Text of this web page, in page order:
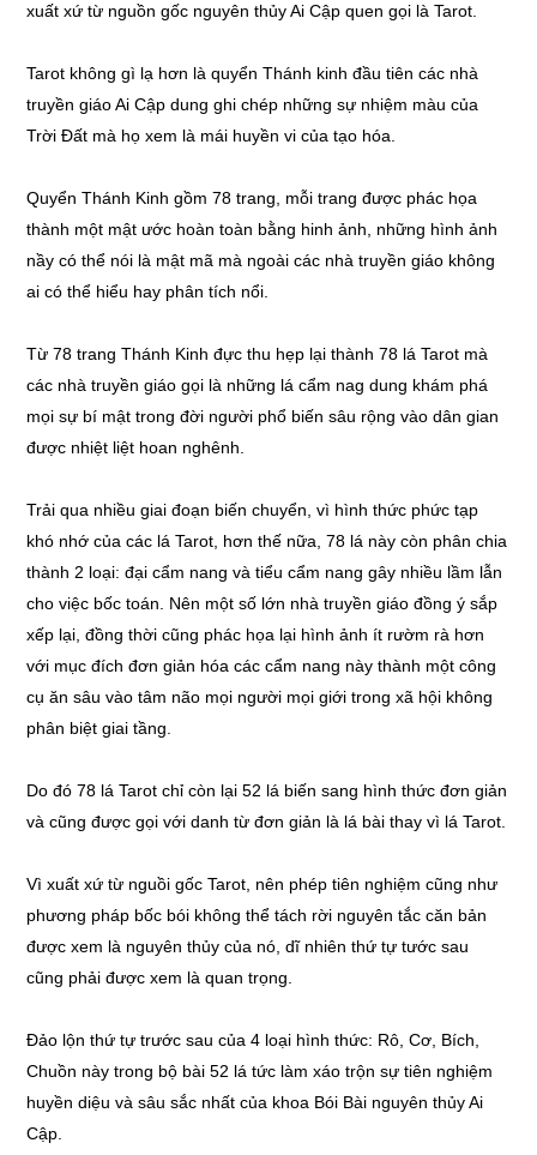
xuất xứ từ nguồn gốc nguyên thủy Ai Cập quen gọi là Tarot.
Tarot không gì lạ hơn là quyển Thánh kinh đầu tiên các nhà
truyền giáo Ai Cập dung ghi chép những sự nhiệm màu của
Trời Đất mà họ xem là mái huyền vi của tạo hóa.
Quyển Thánh Kinh gồm 78 trang, mỗi trang được phác họa
thành một mật ước hoàn toàn bằng hinh ảnh, những hình ảnh
nầy có thể nói là mật mã mà ngoài các nhà truyền giáo không
ai có thể hiểu hay phân tích nổi.
Từ 78 trang Thánh Kinh đực thu hẹp lại thành 78 lá Tarot mà
các nhà truyền giáo gọi là những lá cẩm nag dung khám phá
mọi sự bí mật trong đời người phổ biến sâu rộng vào dân gian
được nhiệt liệt hoan nghênh.
Trải qua nhiều giai đoạn biến chuyển, vì hình thức phức tạp
khó nhớ của các lá Tarot, hơn thế nữa, 78 lá này còn phân chia
thành 2 loại: đại cẩm nang và tiểu cẩm nang gây nhiều lầm lẫn
cho việc bốc toán. Nên một số lớn nhà truyền giáo đồng ý sắp
xếp lại, đồng thời cũng phác họa lại hình ảnh ít rườm rà hơn
với mục đích đơn giản hóa các cẩm nang này thành một công
cụ ăn sâu vào tâm não mọi người mọi giới trong xã hội không
phân biệt giai tầng.
Do đó 78 lá Tarot chỉ còn lại 52 lá biến sang hình thức đơn giản
và cũng được gọi với danh từ đơn giản là lá bài thay vì lá Tarot.
Vì xuất xứ từ nguồi gốc Tarot, nên phép tiên nghiệm cũng như
phương pháp bốc bói không thể tách rời nguyên tắc căn bản
được xem là nguyên thủy của nó, dĩ nhiên thứ tự tước sau
cũng phải được xem là quan trọng.
Đảo lộn thứ tự trước sau của 4 loại hình thức: Rô, Cơ, Bích,
Chuồn này trong bộ bài 52 lá tức làm xáo trộn sự tiên nghiệm
huyền diệu và sâu sắc nhất của khoa Bói Bài nguyên thủy Ai
Cập.